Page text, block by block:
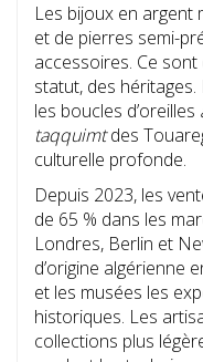
Les bijoux en argent
et de pierres semi-
accessoires. Ce
statut, des héritages.
les boucles d’oreilles
taqquimtdes
culturelle profonde.
Depuis 2023, les
de 65 % dans les
Londres, Berlin et
d’origine algérienne
et les musées les
historiques. Les
collections plus